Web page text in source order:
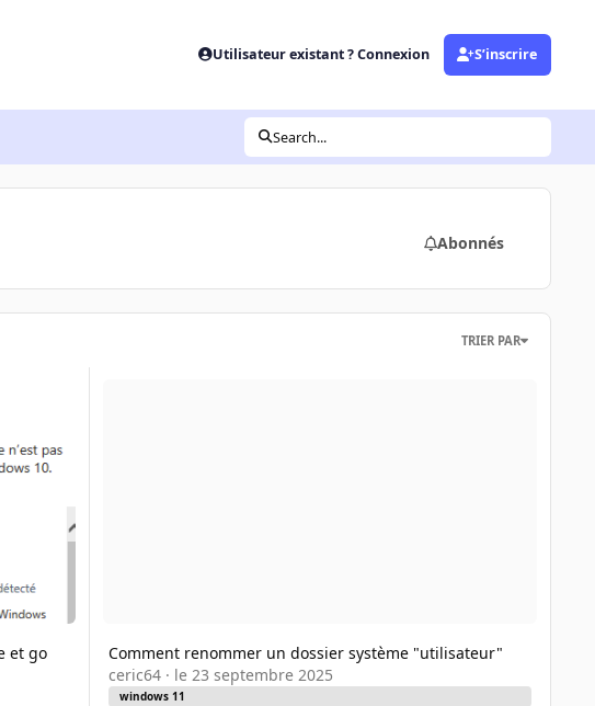
Utilisateur existant ? Connexion S’inscrire
Search...
Abonnés
TRIER PAR
Linux?
et go
Comment renommer un dossier système "utilisateur"
ceric64· le 23 septembre 2025
windows 11